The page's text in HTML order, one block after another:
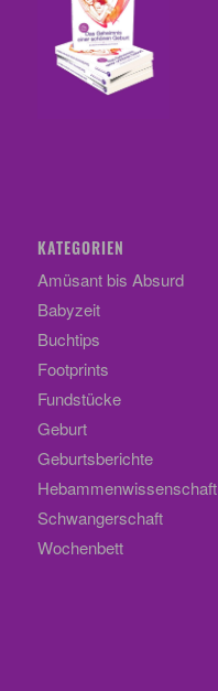
KATEGORIEN
Amüsant bis Absurd
Babyzeit
Buchtips
Footprints
Fundstücke
Geburt
Geburtsberichte
Hebammenwissenschaft
Schwangerschaft
Wochenbett